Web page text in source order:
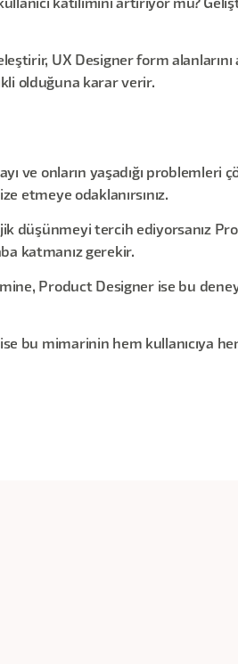
katılımını artırıyor mu?
UX Designer form alanlarını
olduğuna karar verir.
ve onların yaşadığı problemleri
etmeye odaklanırsınız.
düşünmeyi tercih ediyorsanız
katmanız gerekir.
Product Designer ise bu
bu mimarinin hem kullanıcıya